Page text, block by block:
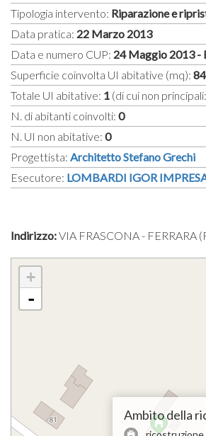
Tipologia intervento: Riparazione e
Data pratica: 22 Marzo 2013
Data e numero CUP: 24 Maggio 2013 -
Superficie coinvolta UI abitative (mq):
Totale UI abitative: 1 (di cui non principali:
N. di abitanti coinvolti: 0
N. UI non abitative: 0
Progettista: Architetto Stefano Grechi
Esecutore: LOMBARDI IGOR
Indirizzo:VIA FRASCONA - FERRARA
+
-
Ambito della